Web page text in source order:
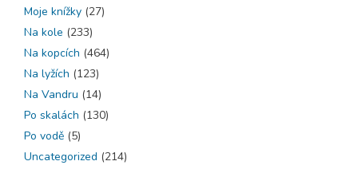
Moje knížky (27)
Na kole (233)
Na kopcích (464)
Na lyžích (123)
Na Vandru (14)
Po skalách (130)
Po vodě (5)
Uncategorized (214)